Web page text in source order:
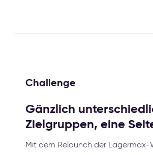
Challenge
Gänzlich
Zielgruppen, eine
Mit dem Relaunch der